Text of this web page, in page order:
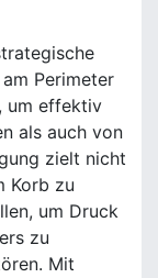
Perimeter
um effektiv
als auch von
zielt nicht
Korb zu
um Druck
zu
Mit